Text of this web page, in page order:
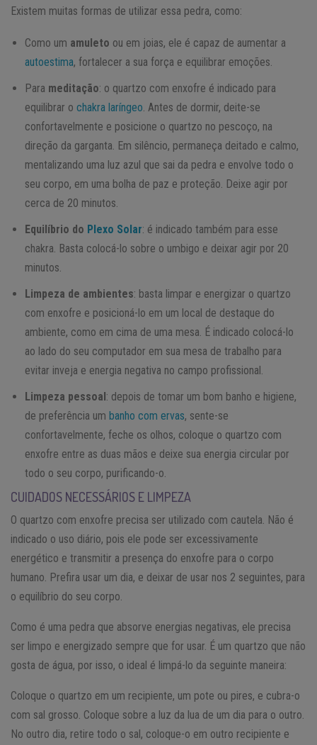
Existem muitas formas de utilizar essa pedra, como:
Como um amuleto ou em joias, ele é capaz de aumentar a
autoestima, fortalecer a sua força e equilibrar emoções.
Para meditação: o quartzo com enxofre é indicado para
equilibrar o chakra laríngeo . Antes de dormir, deite-se
confortavelmente e posicione o quartzo no pescoço, na
direção da garganta. Em silêncio, permaneça deitado e calmo,
mentalizando uma luz azul que sai da pedra e envolve todo o
seu corpo, em uma bolha de paz e proteção. Deixe agir por
cerca de 20 minutos.
Equilíbrio do Plexo Solar: é indicado também para esse
chakra. Basta colocá-lo sobre o umbigo e deixar agir por 20
minutos.
Limpeza de ambientes: basta limpar e energizar o quartzo
com enxofre e posicioná-lo em um local de destaque do
ambiente, como em cima de uma mesa. É indicado colocá-lo
ao lado do seu computador em sua mesa de trabalho para
evitar inveja e energia negativa no campo profissional.
Limpeza pessoal: depois de tomar um bom banho e higiene,
de preferência um banho com ervas, sente-se
confortavelmente, feche os olhos, coloque o quartzo com
enxofre entre as duas mãos e deixe sua energia circular por
todo o seu corpo, purificando-o.
CUIDADOS NECESSÁRIOS E LIMPEZA
O quartzo com enxofre precisa ser utilizado com cautela. Não é
indicado o uso diário, pois ele pode ser excessivamente
energético e transmitir a presença do enxofre para o corpo
humano. Prefira usar um dia, e deixar de usar nos 2 seguintes, para
o equilíbrio do seu corpo.
Como é uma pedra que absorve energias negativas, ele precisa
ser limpo e energizado sempre que for usar. É um quartzo que não
gosta de água, por isso, o ideal é limpá-lo da seguinte maneira:
Coloque o quartzo em um recipiente, um pote ou pires, e cubra-o
com sal grosso. Coloque sobre a luz da lua de um dia para o outro.
No outro dia, retire todo o sal, coloque-o em outro recipiente e